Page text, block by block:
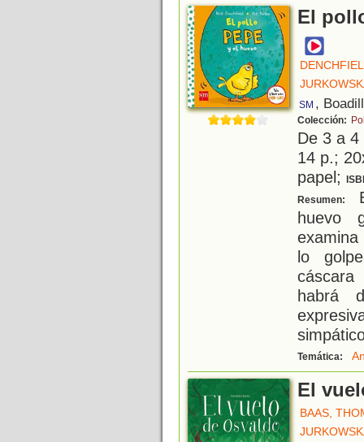
El
SM ,
Colección:
De 3 a
14 p.;
papel;
Resumen:
huevo
examina
lo
habrá
Temática:
El
BAAS,